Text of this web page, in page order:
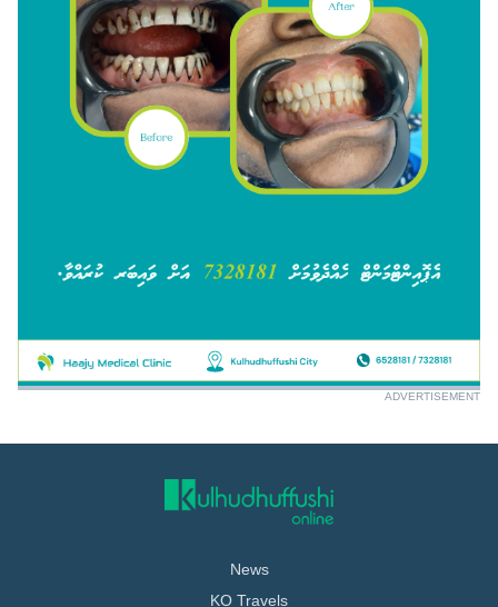
ADVERTISEMENT
News
KO Travels